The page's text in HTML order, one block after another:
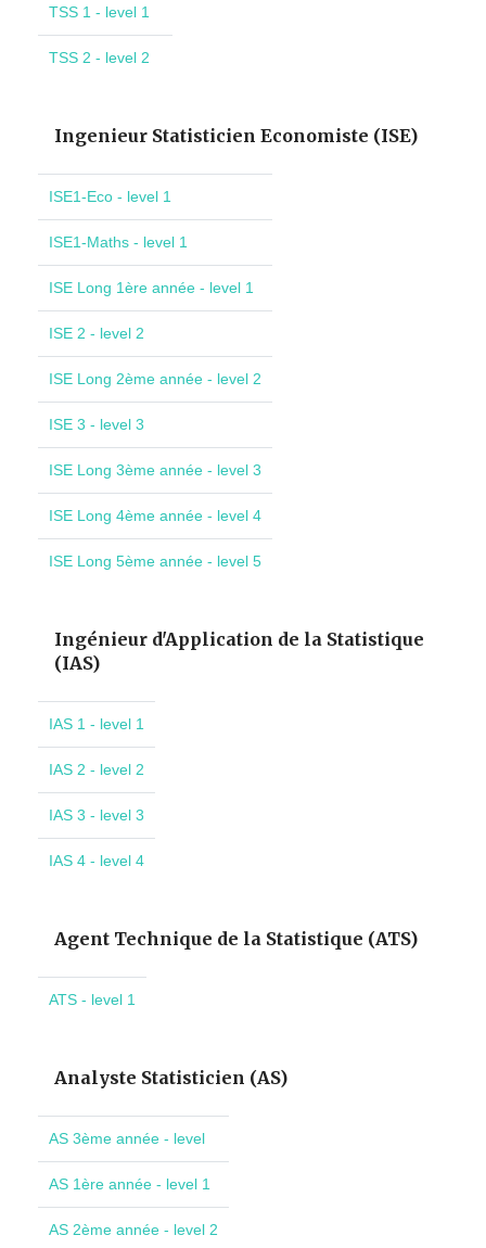
TSS 1 - level 1
TSS 2 - level 2
Ingenieur Statisticien Economiste (ISE)
ISE1-Eco - level 1
ISE1-Maths - level 1
ISE Long 1ère année - level 1
ISE 2 - level 2
ISE Long 2ème année - level 2
ISE 3 - level 3
ISE Long 3ème année - level 3
ISE Long 4ème année - level 4
ISE Long 5ème année - level 5
Ingénieur d'Application de la Statistique
(IAS)
IAS 1 - level 1
IAS 2 - level 2
IAS 3 - level 3
IAS 4 - level 4
Agent Technique de la Statistique (ATS)
ATS - level 1
Analyste Statisticien (AS)
AS 3ème année - level
AS 1ère année - level 1
AS 2ème année - level 2